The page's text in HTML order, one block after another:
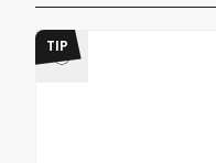
TIP